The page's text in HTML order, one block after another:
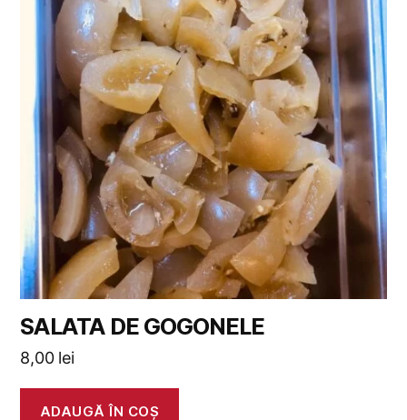
SALATA DE GOGONELE
8,00 lei
ADAUGĂ ÎN COȘ